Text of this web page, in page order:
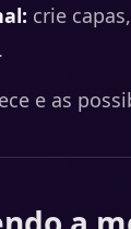
crie
e as